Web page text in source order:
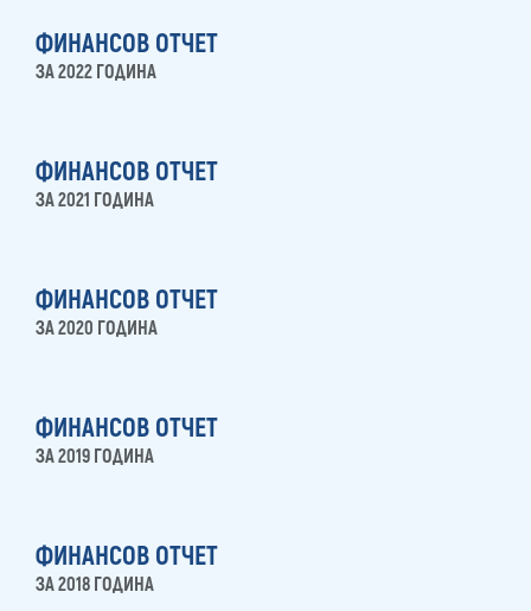
ФИНАНСОВ ОТЧЕТ
ЗА 2022 ГОДИНА
ФИНАНСОВ ОТЧЕТ
ЗА 2021 ГОДИНА
ФИНАНСОВ ОТЧЕТ
ЗА 2020 ГОДИНА
ФИНАНСОВ ОТЧЕТ
ЗА 2019 ГОДИНА
ФИНАНСОВ ОТЧЕТ
ЗА 2018 ГОДИНА